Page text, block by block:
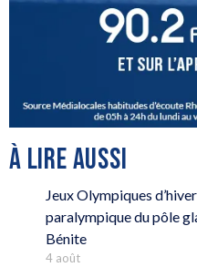
À LIRE AUSSI
Jeux Olympiques
paralympique du pôle
Bénite
4 août